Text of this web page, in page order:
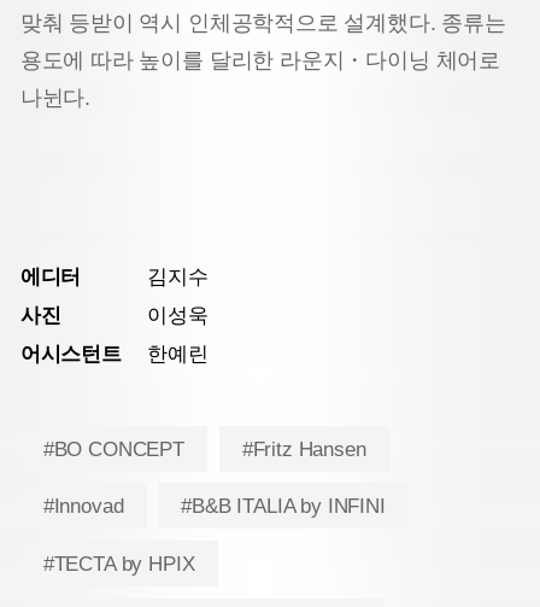
맞춰 등받이 역시 인체공학적으로 설계했다. 종류는
용도에 따라 높이를 달리한 라운지・다이닝 체어로
나뉜다.
에디터
김지수
사진
이성욱
어시스턴트
한예린
#BO CONCEPT #Fritz Hansen
#Innovad #B&B ITALIA by INFINI
#TECTA by HPIX